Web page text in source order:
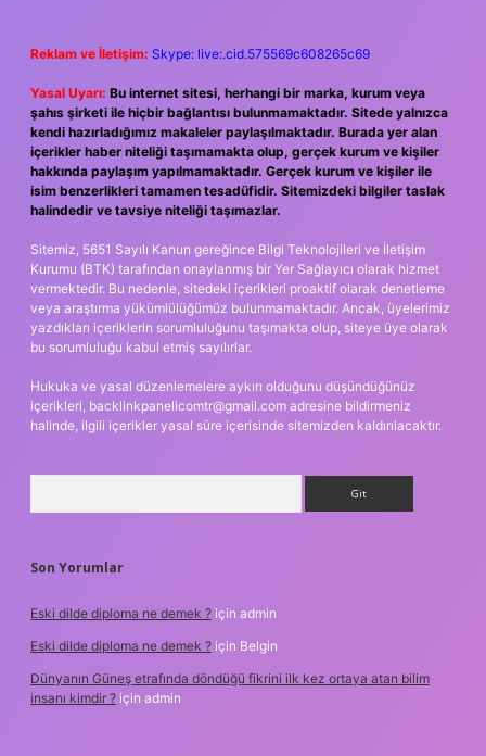
Reklam ve İletişim: Skype: live:.cid.575569c608265c69
Yasal Uyarı: Bu internet sitesi, herhangi bir marka, kurum veya
şahıs şirketi ile hiçbir bağlantısı bulunmamaktadır. Sitede yalnızca
kendi hazırladığımız makaleler paylaşılmaktadır. Burada yer alan
içerikler haber niteliği taşımamakta olup, gerçek kurum ve kişiler
hakkında paylaşım yapılmamaktadır. Gerçek kurum ve kişiler ile
isim benzerlikleri tamamen tesadüfidir. Sitemizdeki bilgiler taslak
halindedir ve tavsiye niteliği taşımazlar.
Sitemiz, 5651 Sayılı Kanun gereğince Bilgi Teknolojileri ve İletişim
Kurumu (BTK) tarafından onaylanmış bir Yer Sağlayıcı olarak hizmet
vermektedir. Bu nedenle, sitedeki içerikleri proaktif olarak denetleme
veya araştırma yükümlülüğümüz bulunmamaktadır. Ancak, üyelerimiz
yazdıkları içeriklerin sorumluluğunu taşımakta olup, siteye üye olarak
bu sorumluluğu kabul etmiş sayılırlar.
Hukuka ve yasal düzenlemelere aykırı olduğunu düşündüğünüz
içerikleri, backlinkpanelicomtr@gmail.com adresine bildirmeniz
halinde, ilgili içerikler yasal süre içerisinde sitemizden kaldırılacaktır.
Son Yorumlar
Eski dilde diploma ne demek ? için admin
Eski dilde diploma ne demek ? için Belgin
Dünyanın Güneş etrafında döndüğü fikrini ilk kez ortaya atan bilim
insanı kimdir ? için admin